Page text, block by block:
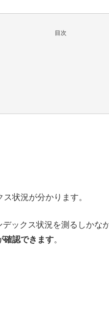
目次
状況が分かります。
ックス状況を測るしかな
確認できます。